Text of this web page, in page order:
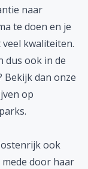
naar
te doen en je
kwaliteiten.
dus ook in de
Bekijk dan onze
op
.
ook
door haar